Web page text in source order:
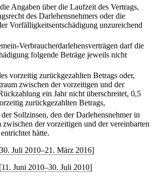
Angaben über die Laufzeit des Vertrags,
des Darlehensnehmers oder die
Vorfälligkeitsentschädigung unzureichend
Verbraucherdarlehensverträgen darf die
folgende Beträge jeweils nicht
vorzeitig zurückgezahlten Betrags oder,
zwischen der vorzeitigen und der
ein Jahr nicht überschreitet, 0,5
zurückgezahlten Betrags,
Sollzinsen, den der Darlehensnehmer in
zwischen der vorzeitigen und der vereinbarten
hätte.
Juli 2010–21. März 2016]
[11. Juni 2010–30. Juli 2010]